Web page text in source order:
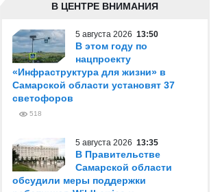
В ЦЕНТРЕ ВНИМАНИЯ
5 августа 2026 13:50
В этом году по
нацпроекту
«Инфраструктура для жизни» в
Самарской области установят 37
светофоров
518
5 августа 2026 13:35
В Правительстве
Самарской области
обсудили меры поддержки